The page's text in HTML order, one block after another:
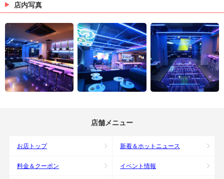
店内写真
店舗メニュー
お店トップ 新着＆ホットニュース
料金＆クーポン イベント情報